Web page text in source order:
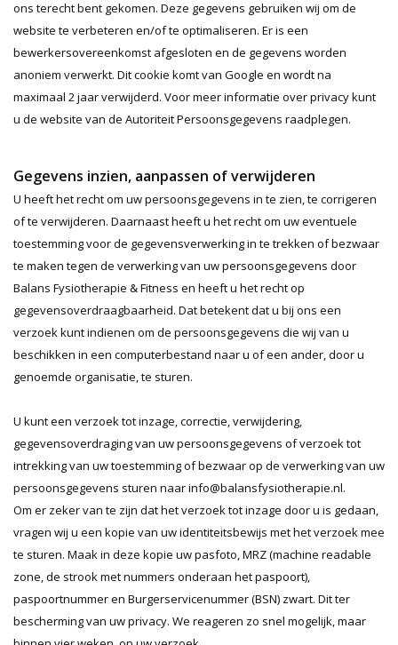
ons terecht bent gekomen. Deze gegevens gebruiken wij om de
website te verbeteren en/of te optimaliseren. Er is een
bewerkersovereenkomst afgesloten en de gegevens worden
anoniem verwerkt. Dit cookie komt van Google en wordt na
maximaal 2 jaar verwijderd. Voor meer informatie over privacy kunt
u de website van de Autoriteit Persoonsgegevens raadplegen.
Gegevens inzien, aanpassen of verwijderen
U heeft het recht om uw persoonsgegevens in te zien, te corrigeren
of te verwijderen. Daarnaast heeft u het recht om uw eventuele
toestemming voor de gegevensverwerking in te trekken of bezwaar
te maken tegen de verwerking van uw persoonsgegevens door
Balans Fysiotherapie & Fitness en heeft u het recht op
gegevensoverdraagbaarheid. Dat betekent dat u bij ons een
verzoek kunt indienen om de persoonsgegevens die wij van u
beschikken in een computerbestand naar u of een ander, door u
genoemde organisatie, te sturen.
U kunt een verzoek tot inzage, correctie, verwijdering,
gegevensoverdraging van uw persoonsgegevens of verzoek tot
intrekking van uw toestemming of bezwaar op de verwerking van uw
persoonsgegevens sturen naar info@balansfysiotherapie.nl.
Om er zeker van te zijn dat het verzoek tot inzage door u is gedaan,
vragen wij u een kopie van uw identiteitsbewijs met het verzoek mee
te sturen. Maak in deze kopie uw pasfoto, MRZ (machine readable
zone, de strook met nummers onderaan het paspoort),
paspoortnummer en Burgerservicenummer (BSN) zwart. Dit ter
bescherming van uw privacy. We reageren zo snel mogelijk, maar